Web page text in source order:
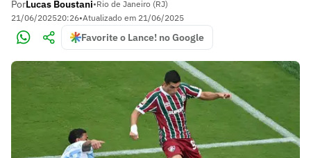
PorLucas Boustani•Rio de Janeiro (RJ)
21/06/202520:26•Atualizado em 21/06/2025
Favorite o Lance! no Google